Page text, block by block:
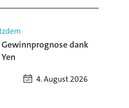
dank
4. August 2026